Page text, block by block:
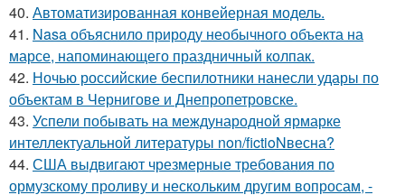
40. Автоматизированная конвейерная модель.
41. Nasa объяснило природу необычного объекта на
марсе, напоминающего праздничный колпак.
42. Ночью российские беспилотники нанесли удары по
объектам в Чернигове и Днепропетровске.
43. Успели побывать на международной ярмарке
интеллектуальной литературы non/fictioNвесна?
44. США выдвигают чрезмерные требования по
ормузскому проливу и нескольким другим вопросам, -